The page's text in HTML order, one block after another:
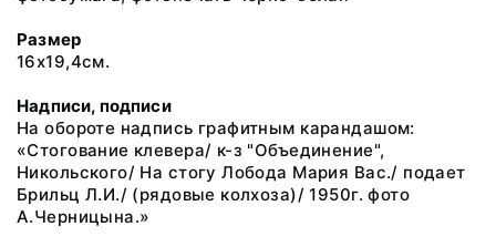
Размер
16х19,4см.
Надписи, подписи
На обороте надпись графитным карандашом:
«Стогование клевера/ к-з "Объединение",
Никольского/ На стогу Лобода Мария Вас./ подает
Брильц Л.И./ (рядовые колхоза)/ 1950г. фото
А.Черницына.»